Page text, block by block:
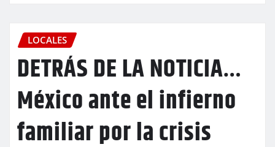
LOCALES
DETRÁS DE LA NOTICIA…
México ante el infierno
familiar por la crisis